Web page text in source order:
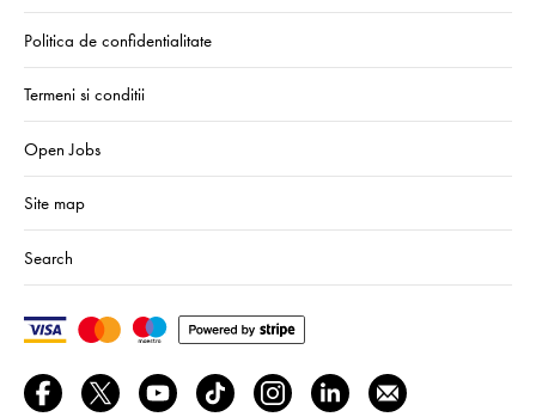
Politica de confidentialitate
Termeni si conditii
Open Jobs
Site map
Search